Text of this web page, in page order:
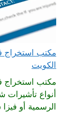
الكويت
مكتب استخراج
أنواع تأشيرات
الرسمية أو